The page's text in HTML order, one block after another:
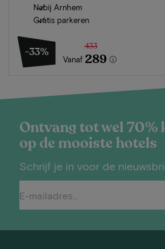
Nabij Arnhem
Gratis parkeren
-33%
Vanaf
433
289
Ontvang tot wel 70%
op de mooiste hotels
Schrijf je in voor de